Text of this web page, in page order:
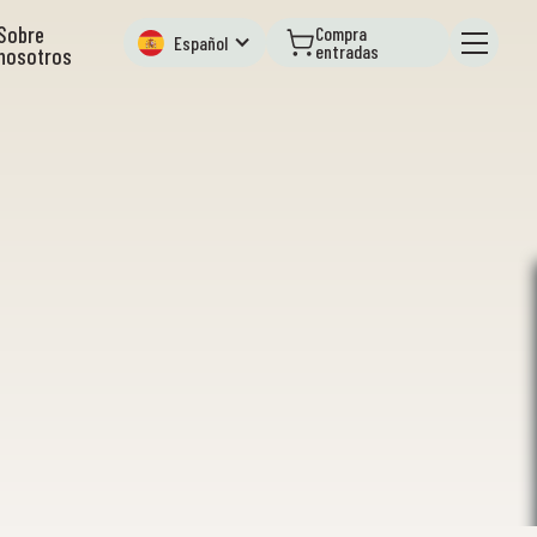
Español Compra
entradas